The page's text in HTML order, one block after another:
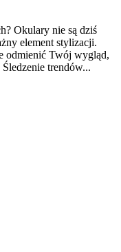
Okulary nie są dziś
element stylizacji.
odmienić Twój wygląd,
trendów...